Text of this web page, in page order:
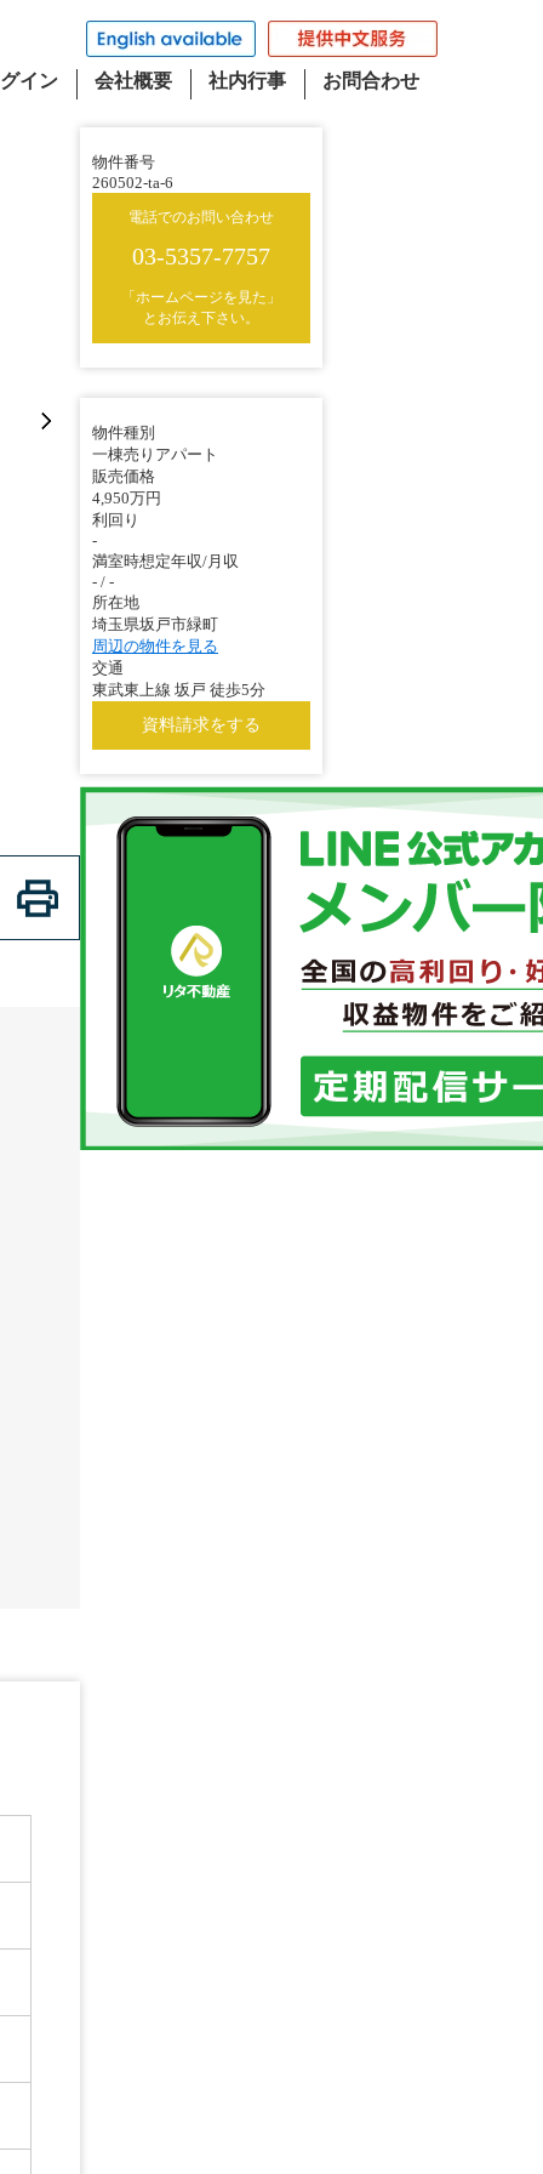
イン 会社概要 社内行事 お問合わせ
物件番号
260502-ta-6
電話でのお問い合わせ
03-5357-7757
「ホームページを見た」
とお伝え下さい。
物件種別
一棟売りアパート
販売価格
4,950万円
利回り
-
満室時想定年収/月収
- / -
所在地
埼玉県坂戸市緑町
周辺の物件を見る
交通
東武東上線 坂戸 徒歩5分
資料請求をする